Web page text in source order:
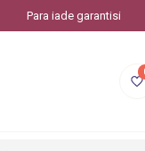
bir online